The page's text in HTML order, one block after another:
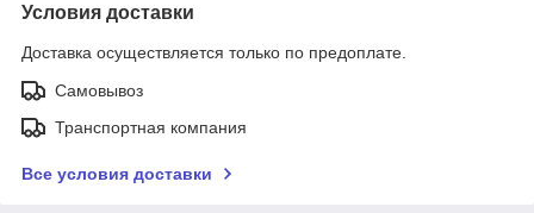
Условия доставки
Доставка осуществляется только по предоплате.
Самовывоз
Транспортная компания
Все условия доставки